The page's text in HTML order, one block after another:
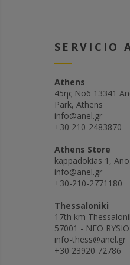
SERVICIO
Athens
45ης Νο6 13341
Park, Athens
info@anel.gr
+30 210-2483870
Athens Store
kappadokias 1,
info@anel.gr
+30-210-2771180
Thessaloniki
17th km
57001 - NEO RYSIO
info-thess@anel.gr
+30 23920 72786